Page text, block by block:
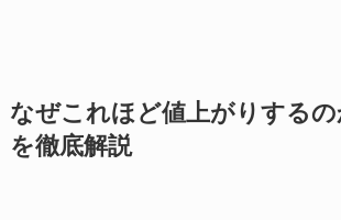
なぜこれほど値上がりする
を徹底解説